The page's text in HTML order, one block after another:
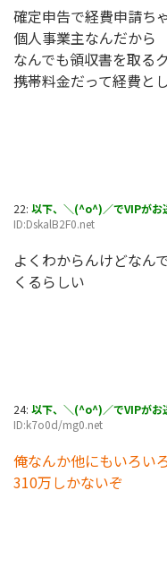
確定申告で経費申請ち
個人事業主なんだから
なんでも領収書を取る
携帯料金だって経費と
22: 以下、＼(^o^)／でVIPがお
ID:DskalB2F0.net
よくわからんけどなん
くるらしい
24: 以下、＼(^o^)／でVIPがお
ID:k7o0d/mg0.net
俺なんか他にもいろい
310万しかないぞ